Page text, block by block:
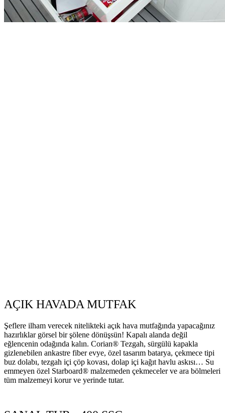
AÇIK HAVADA MUTFAK
Şeflere ilham verecek nitelikteki açık hava mutfağında yapacağınız
hazırlıklar görsel bir şölene dönüşsün! Kapalı alanda değil
eğlencenin odağında kalın. Corian® Tezgah, sürgülü kapakla
gizlenebilen ankastre fiber evye, özel tasarım batarya, çekmece tipi
buz dolabı, tezgah içi çöp kovası, dolap içi kağıt havlu askısı… Su
emmeyen özel Starboard® malzemeden çekmeceler ve ara bölmeleri
tüm malzemeyi korur ve yerinde tutar.